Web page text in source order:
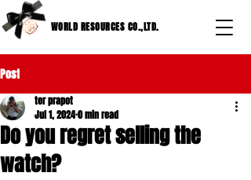
WORLD RESOURCES CO.,LTD.
Post
Do you regret selling the
watch?
ter prapot
Jul 1, 20240 min read